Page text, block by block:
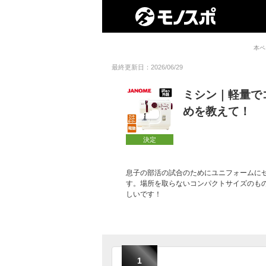
本
最終更新日：2026/06/29
決定
ミシン｜軽量
めを教えて！
息子の部活の試合のためにユニフォームに
す。場所を取らないコンパクトサイズのも
しいです！
1